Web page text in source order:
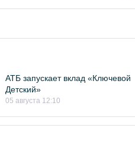
АТБ запускает вклад «Ключевой
Детский»
05 августа 12:10